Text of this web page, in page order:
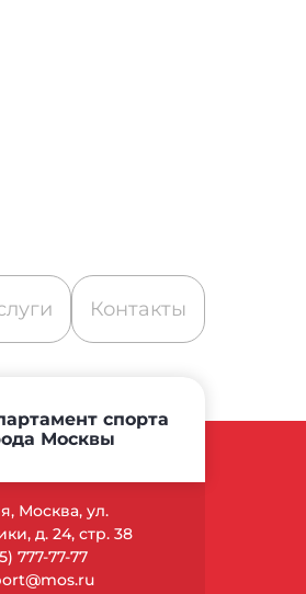
Контакты
спорта
Москвы
Москва, ул.
д. 24, стр. 38
777-77-77